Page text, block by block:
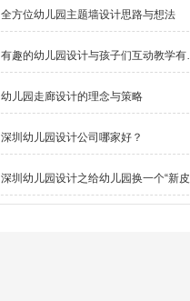
全方位幼儿园主题墙设计思路与想法
有趣的幼儿园设计与孩子们互动教学有什么作用？
幼儿园走廊设计的理念与策略
深圳幼儿园设计公司哪家好？
深圳幼儿园设计之给幼儿园换一个“新皮肤”